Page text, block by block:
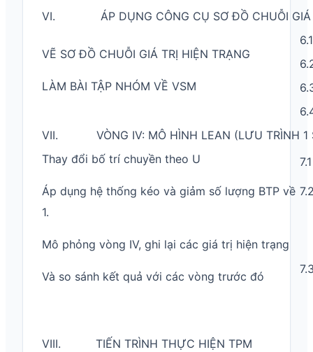
VI. ÁP DỤNG CÔNG CỤ SƠ ĐỒ CHUỖI
VẼ SƠ ĐỒ CHUỖI GIÁ TRỊ HIỆN TRẠNG
LÀM BÀI TẬP NHÓM VỀ VSM
6.1
VII. VÒNG IV: MÔ HÌNH LEAN (LƯU TRÌNH 1
Thay đổi bố trí chuyền theo U
Áp dụng hệ thống kéo và giảm số lượng BTP về
1.
Mô phỏng vòng IV, ghi lại các giá trị hiện trạng
Và so sánh kết quả với các vòng trước đó
7.1
VIII. TIẾN TRÌNH THỰC HIỆN TPM